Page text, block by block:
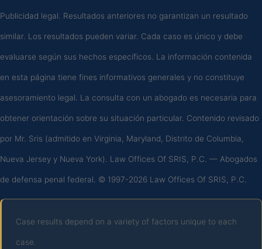
Publicidad legal. Resultados anteriores no garantizan un resultado
similar. Los resultados pueden variar. Cada caso es único y debe
evaluarse según sus hechos específicos. La información contenida
en esta página tiene fines informativos generales y no constituye
asesoramiento legal. La consulta con un abogado es necesaria para
obtener orientación sobre su situación particular. Contenido revisado
por Mr. Sris (admitido en Virginia, Maryland, Distrito de Columbia,
Nueva Jersey y Nueva York). Law Offices Of SRIS, P.C. — Abogados
de defensa penal federal. © 1997-2026 Law Offices Of SRIS, P.C.
Case results depend on a variety of factors unique to each
case.